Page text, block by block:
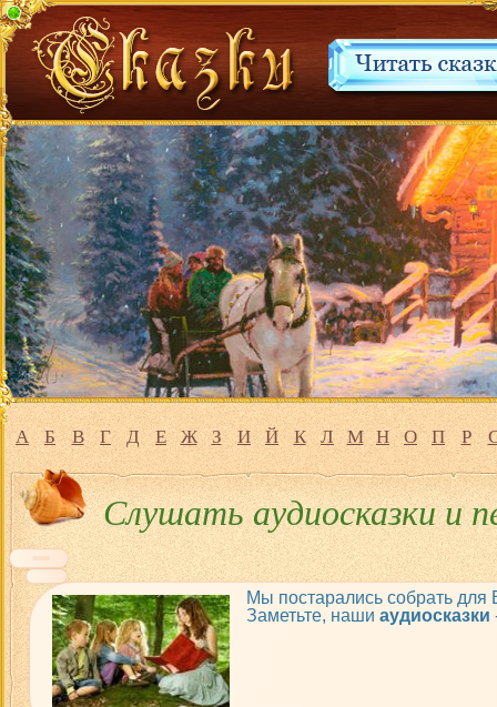
А Б В Г Д Е Ж З И Й К Л М Н О П Р
Слушать аудиосказки и
Мы постарались собрать
Заметьте, наши аудиосказки